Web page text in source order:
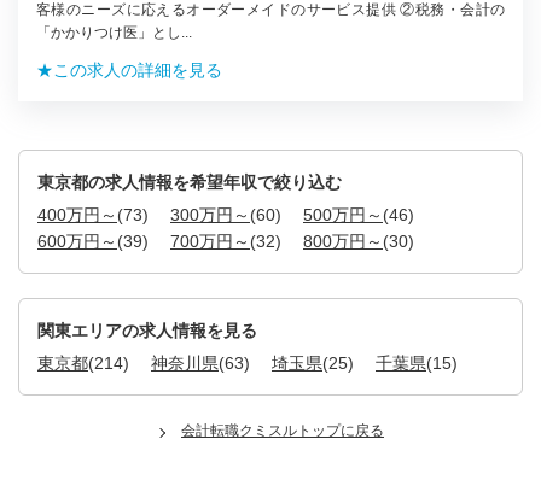
客様のニーズに応えるオーダーメイドのサービス提供 ②税務・会計の
「かかりつけ医」とし...
★この求人の詳細を見る
東京都の求人情報を希望年収で絞り込む
400万円～ (73) 300万円～ (60) 500万円～ (46)
600万円～ (39) 700万円～ (32) 800万円～ (30)
関東エリアの求人情報を見る
東京都(214) 神奈川県(63) 埼玉県(25) 千葉県(15)
会計転職クミスルトップに戻る